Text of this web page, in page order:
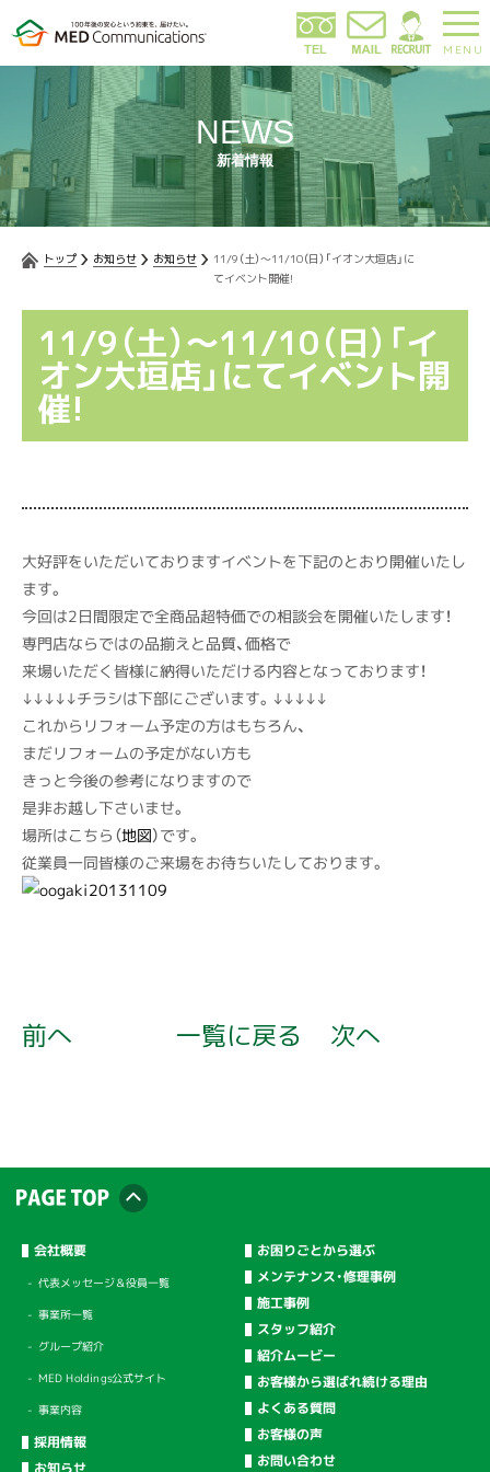
NEWS
新着情報
トップ お知らせ お知らせ
11/9（土）～11/10（日）「イオン大垣店」に
てイベント開催!
11/9（土）～11/10（日）「イ
オン大垣店」にてイベント開
催!
大好評をいただいておりますイベントを下記のとおり開催いたし
ます。
今回は2日間限定で全商品超特価での相談会を開催いたします！
専門店ならではの品揃えと品質、価格で
来場いただく皆様に納得いただける内容となっております！
↓↓↓↓↓チラシは下部にございます。↓↓↓↓↓
これからリフォーム予定の方はもちろん、
まだリフォームの予定がない方も
きっと今後の参考になりますので
是非お越し下さいませ。
場所はこちら（地図）です。
従業員一同皆様のご来場をお待ちいたしております。
前へ 一覧に戻る 次へ
会社概要
代表メッセージ＆役員一覧
事業所一覧
グループ紹介
MED Holdings公式サイト
事業内容
採用情報
お知らせ
お困りごとから選ぶ
メンテナンス・修理事例
施工事例
スタッフ紹介
紹介ムービー
お客様から選ばれ続ける理由
よくある質問
お客様の声
お問い合わせ
MENU